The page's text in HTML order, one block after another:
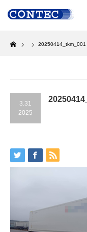
Home
20250414_tkm_001
3.31
2025